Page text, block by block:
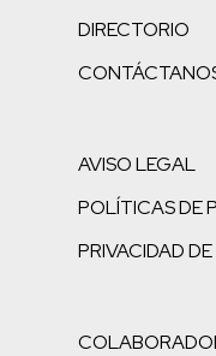
DIRECTORIO
AVISO LEGAL
POLÍTICAS DE
PRIVACIDAD